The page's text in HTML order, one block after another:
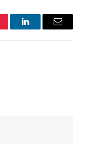
LinkedInEmail